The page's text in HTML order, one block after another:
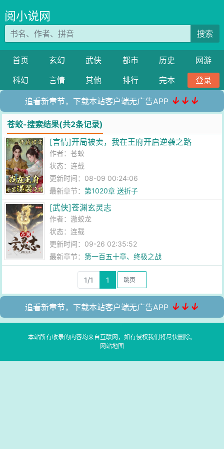
阅小说网
搜索
首页 玄幻 武侠 都市 历史
网游
科幻
言情 其他 排行 完本 登录
追看新章节，下载本站客户端无广告APP ↓↓↓
苍蛟-搜索结果(共2条记录)
[言情]开局被卖，我在王府开启逆袭之路
作者：苍蛟
状态：连载
更新时间：08-09 00:24:06
最新章节：第1020章 送折子
[武侠]苍渊玄灵志
作者： 澈蛟龙
状态：连载
更新时间：09-26 02:35:52
最新章节：第一百五十章、终极之战
1/1 1
追看新章节，下载本站客户端无广告APP ↓↓↓
本站所有收录的内容均来自互联网，如有侵权我们将尽快删除。
网站地图